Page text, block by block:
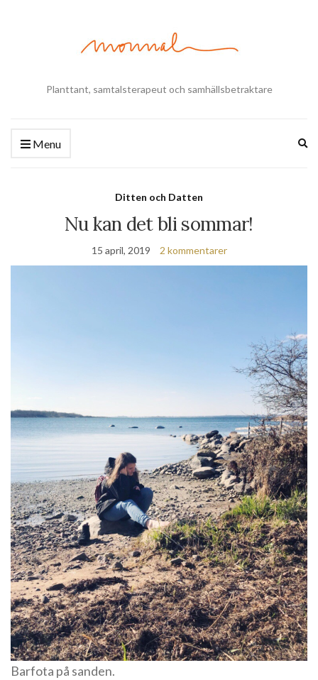
Planttant, samtalsterapeut och samhällsbetraktare
Menu
Ditten och Datten
Nu kan det bli sommar!
15 april, 2019 2 kommentarer
Barfota på sanden.